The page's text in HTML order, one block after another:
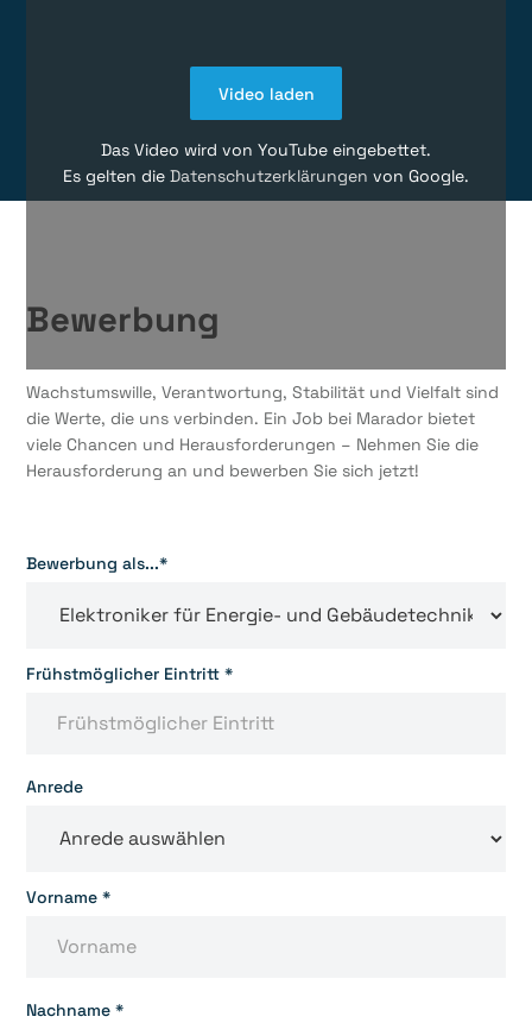
Video laden
Das Video wird von YouTube eingebettet.
Es gelten die Datenschutzerklärungen von Google.
Bewerbung
Wachstumswille, Verantwortung, Stabilität und Vielfalt sind
die Werte, die uns verbinden. Ein Job bei Marador bietet
viele Chancen und Herausforderungen – Nehmen Sie die
Herausforderung an und bewerben Sie sich jetzt!
Bewerbung als...*
Frühstmöglicher Eintritt *
Anrede
Vorname *
Nachname *